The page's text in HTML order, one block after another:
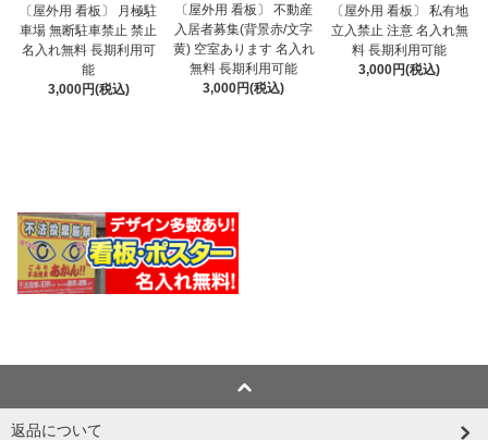
〔屋外用 看板〕 月極駐
車場 無断駐車禁止 禁止
名入れ無料 長期利用可
能
3,000円(税込)
〔屋外用 看板〕 不動産
入居者募集(背景赤/文字
黄) 空室あります 名入れ
無料 長期利用可能
3,000円(税込)
〔屋外用 看板〕 私有地
立入禁止 注意 名入れ無
料 長期利用可能
3,000円(税込)
返品について